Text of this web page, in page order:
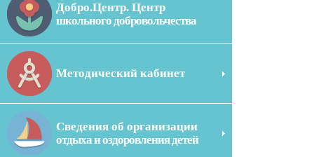
Добро.Центр. Центр
школьного добровольчества
Методический кабинет
Сведения об организации
отдыха и оздоровления детей